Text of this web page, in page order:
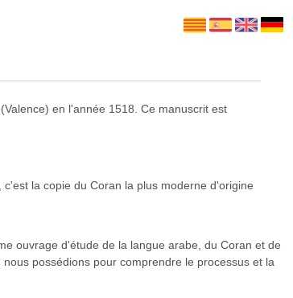
en l'année 1518. Ce manuscrit est
la copie du Coran la plus moderne d'origine
ouvrage d'étude de la langue arabe, du Coran et de
possédions pour comprendre le processus et la